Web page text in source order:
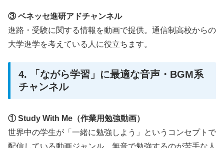
③ ベネッセ進研アドチャンネル
進路・受験に関する情報を動画で提供。通信制高校からの
大学進学を考えている人に役立ちます。
4. 「ながら学習」に最適な音声・BGM系
チャンネル
① Study With Me（作業用勉強動画）
世界中の学生が「一緒に勉強しよう」というコンセプトで